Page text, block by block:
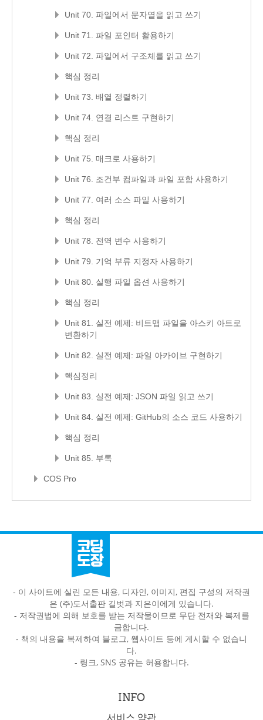
Unit 70. 파일에서 문자열을 읽고 쓰기
Unit 71. 파일 포인터 활용하기
Unit 72. 파일에서 구조체를 읽고 쓰기
핵심 정리
Unit 73. 배열 정렬하기
Unit 74. 연결 리스트 구현하기
핵심 정리
Unit 75. 매크로 사용하기
Unit 76. 조건부 컴파일과 파일 포함 사용하기
Unit 77. 여러 소스 파일 사용하기
핵심 정리
Unit 78. 전역 변수 사용하기
Unit 79. 기억 부류 지정자 사용하기
Unit 80. 실행 파일 옵션 사용하기
핵심 정리
Unit 81. 실전 예제: 비트맵 파일을 아스키 아트로
변환하기
Unit 82. 실전 예제: 파일 아카이브 구현하기
핵심정리
Unit 83. 실전 예제: JSON 파일 읽고 쓰기
Unit 84. 실전 예제: GitHub의 소스 코드 사용하기
핵심 정리
Unit 85. 부록
COS Pro
- 이 사이트에 실린 모든 내용, 디자인, 이미지, 편집 구성의 저작권
은 (주)도서출판 길벗과 지은이에게 있습니다.
- 저작권법에 의해 보호를 받는 저작물이므로 무단 전재와 복제를
금합니다.
- 책의 내용을 복제하여 블로그, 웹사이트 등에 게시할 수 없습니
다.
- 링크, SNS 공유는 허용합니다.
INFO
서비스 약관